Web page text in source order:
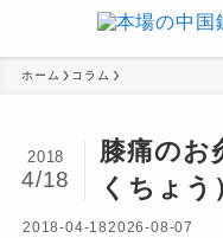
ホーム コラム
膝痛のお
くちょう
2018
4/18
2018-04-182026-08-07